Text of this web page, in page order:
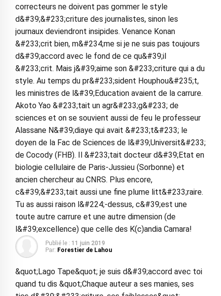
correcteurs ne doivent pas gommer le style
d&#39;&#233;criture des journalistes, sinon les
journaux deviendront insipides. Venance Konan
&#233;crit bien, m&#234;me si je ne suis pas toujours
d&#39;accord avec le fond de ce qu&#39;il
&#233;crit. Mais j&#39;aime son &#233;criture qui a du
style. Au temps du pr&#233;sident Houphou&#235;t,
les ministres de l&#39;Education avaient de la carrure.
Akoto Yao &#233;tait un agr&#233;g&#233; de
sciences et on se souvient aussi de feu le professeur
Alassane N&#39;diaye qui avait &#233;t&#233; le
doyen de la Fac de Sciences de l&#39;Universit&#233;
de Cocody (FHB). Il &#233;tait docteur d&#39;Etat en
biologie cellulaire de Paris-Jussieu (Sorbonne) et
ancien chercheur au CNRS. Plus encore,
c&#39;&#233;tait aussi une fine plume litt&#233;raire.
Tu as aussi raison l&#224;-dessus, c&#39;est une
toute autre carrure et une autre dimension (de
l&#39;excellence) que celle des K(c)andia Camara!
Publié le : 11 juin 2019
Par: Forestier de Lahou
&quot;Lago Tape&quot; je suis d&#39;accord avec toi
quand tu dis &quot;Chaque auteur a ses manies, ses